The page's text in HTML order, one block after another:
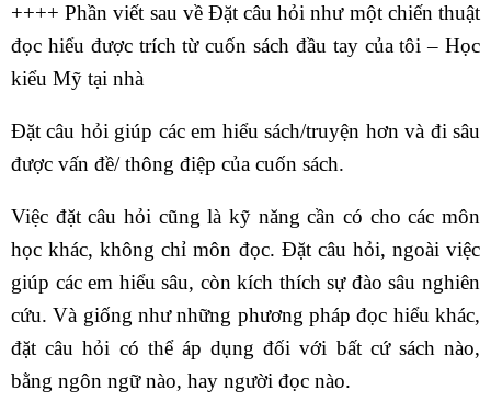
++++ Phần viết sau về Đặt câu hỏi như một chiến thuật
đọc hiểu được trích từ cuốn sách đầu tay của tôi – Học
kiểu Mỹ tại nhà
Đặt câu hỏi giúp các em hiểu sách/truyện hơn và đi sâu
được vấn đề/ thông điệp của cuốn sách.
Việc đặt câu hỏi cũng là kỹ năng cần có cho các môn
học khác, không chỉ môn đọc. Đặt câu hỏi, ngoài việc
giúp các em hiểu sâu, còn kích thích sự đào sâu nghiên
cứu. Và giống như những phương pháp đọc hiểu khác,
đặt câu hỏi có thể áp dụng đối với bất cứ sách nào,
bằng ngôn ngữ nào, hay người đọc nào.